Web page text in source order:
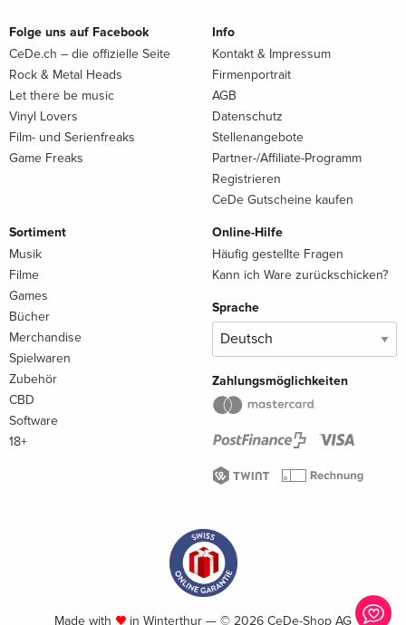
Folge uns auf Facebook
CeDe.ch – die offizielle Seite
Rock & Metal Heads
Let there be music
Vinyl Lovers
Film- und Serienfreaks
Game Freaks
Info
Kontakt & Impressum
Firmenportrait
AGB
Datenschutz
Stellenangebote
Partner-/Affiliate-Programm
Registrieren
CeDe Gutscheine kaufen
Sortiment
Musik
Filme
Games
Bücher
Merchandise
Spielwaren
Zubehör
CBD
Software
18+
Online-Hilfe
Häufig gestellte Fragen
Kann ich Ware zurückschicken?
Sprache
Zahlungsmöglichkeiten
Made with in Winterthur — © 2026 CeDe-Shop AG